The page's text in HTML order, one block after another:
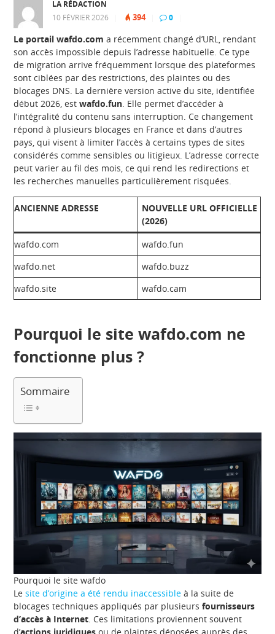
LA RÉDACTION
10 FÉVRIER 2026
394 0
Le portail wafdo.com a récemment changé d’URL, rendant
son accès impossible depuis l’adresse habituelle. Ce type
de migration arrive fréquemment lorsque des plateformes
sont ciblées par des restrictions, des plaintes ou des
blocages DNS. La dernière version active du site, identifiée
début 2026, estwafdo.fun. Elle permet d’accéder à
l’intégralité du contenu sans interruption. Ce changement
répond à plusieurs blocages en France et dans d’autres
pays, qui visent à limiter l’accès à certains types de sites
considérés comme sensibles ou litigieux. L’adresse correcte
peut varier au fil des mois, ce qui rend les redirections et
les recherches manuelles particulièrement risquées.
ANCIENNE ADRESSE
NOUVELLE URL OFFICIELLE
(2026)
wafdo.com
wafdo.fun
wafdo.net
wafdo.buzz
wafdo.site
wafdo.cam
Pourquoi le site wafdo.com ne
fonctionne plus ?
Sommaire
Pourquoi le site wafdo
Lesite d’origine a été rendu inaccessible à la suite de
blocages techniques appliqués par plusieursfournisseurs
d’accès à Internet. Ces limitations proviennent souvent